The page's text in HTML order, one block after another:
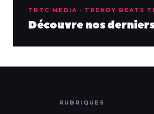
TBTC MEDIA · TRENDY BEATS
Découvre nos
RUBRIQUES